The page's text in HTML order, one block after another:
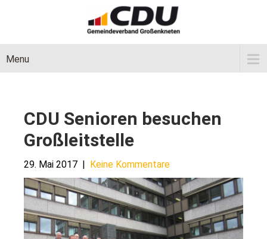
Menu
CDU Senioren besuchen
Großleitstelle
29. Mai 2017 | Keine Kommentare